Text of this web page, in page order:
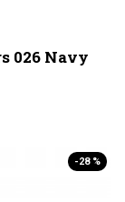
026 Navy
-28 %